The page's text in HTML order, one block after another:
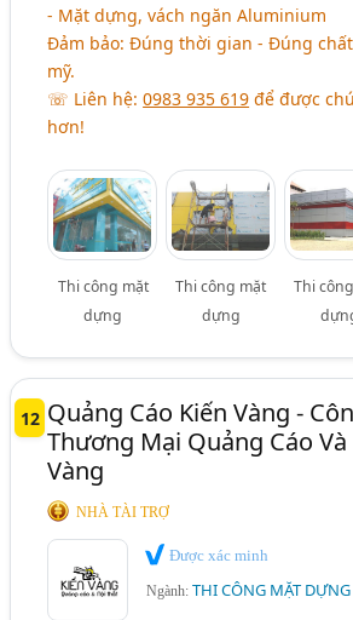
- Mặt dựng, vách ngăn Aluminium
Đảm bảo: Đúng thời gian - Đúng
mỹ.
☏ Liên hệ:0983 935 619 để được
hơn!
Thi công mặt
dựng
Thi công mặt
dựng
Thi
12 Quảng Cáo Kiến Vàng -
Thương Mại Quảng Cáo
Vàng
NHÀ TÀI TRỢ
Được xác minh
Ngành:THI CÔNG MẶT